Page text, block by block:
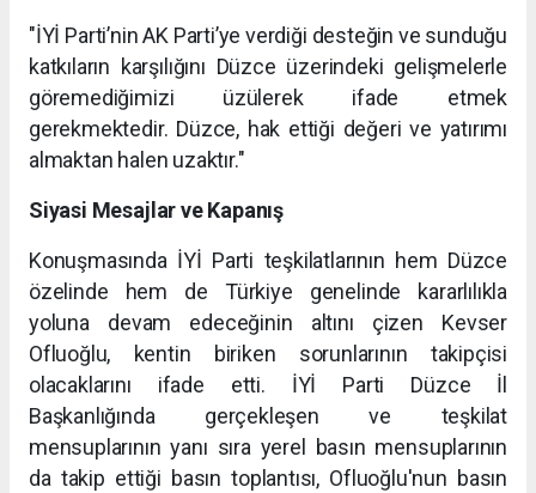
"İYİ Parti’nin AK Parti’ye verdiği desteğin ve sunduğu
katkıların karşılığını Düzce üzerindeki gelişmelerle
göremediğimizi üzülerek ifade etmek
gerekmektedir. Düzce, hak ettiği değeri ve yatırımı
almaktan halen uzaktır."
Siyasi Mesajlar ve Kapanış
Konuşmasında İYİ Parti teşkilatlarının hem Düzce
özelinde hem de Türkiye genelinde kararlılıkla
yoluna devam edeceğinin altını çizen Kevser
Ofluoğlu, kentin biriken sorunlarının takipçisi
olacaklarını ifade etti. İYİ Parti Düzce İl
Başkanlığında gerçekleşen ve teşkilat
mensuplarının yanı sıra yerel basın mensuplarının
da takip ettiği basın toplantısı, Ofluoğlu'nun basın